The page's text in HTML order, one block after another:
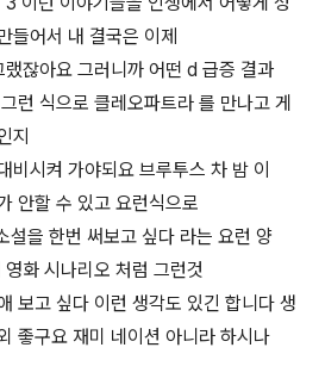
들어서 내 결국은 이제
잖아요 그러니까 어떤 d 급증 결과
런 식으로 클레오파트라 를 만나고 게
지
시켜 가야되요 브루투스 차 밤 이
안할 수 있고 요런식으로
을 한번 써보고 싶다 라는 요런 양
화 시나리오 처럼 그런것
보고 싶다 이런 생각도 있긴 합니다 생
좋구요 재미 네이션 아니라 하시나